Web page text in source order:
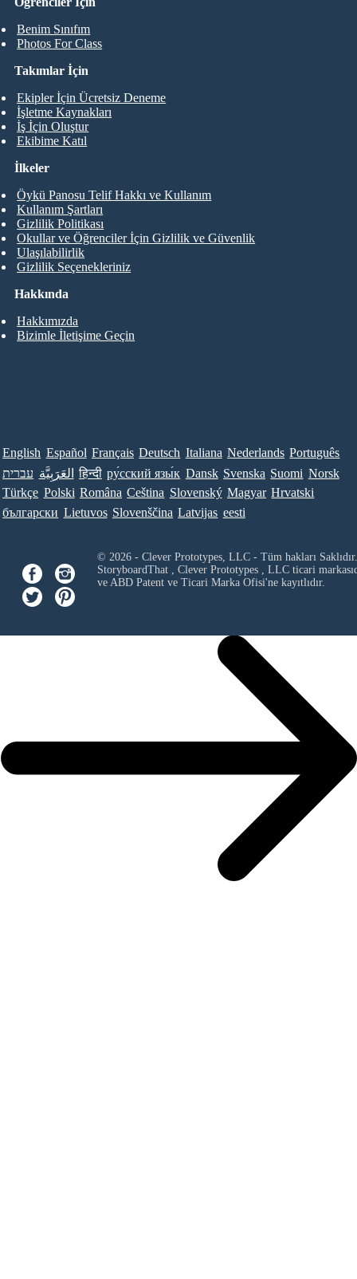
Benim Sınıfım
Photos For Class
Takımlar İçin
Ekipler İçin Ücretsiz Deneme
İşletme Kaynakları
İş İçin Oluştur
Ekibime Katıl
Hakkında
Hakkımızda
Bizimle İletişime Geçin
İlkeler
Öykü Panosu Telif Hakkı ve Kullanım
Kullanım Şartları
Gizlilik Politikası
Okullar ve Öğrenciler İçin Gizlilik ve Güvenlik
Ulaşılabilirlik
Gizlilik Seçenekleriniz
English Español Français Deutsch Italiana Nederlands Português
עברית العَرَبِيَّة हिन्दी ру́сский язы́к Dansk Svenska Suomi Norsk
Türkçe Polski Româna Ceština Slovenský Magyar Hrvatski
български Lietuvos Slovenščina Latvijas eesti
© 2026 - Clever Prototypes, LLC - Tüm hakları Saklıdır.
StoryboardThat , Clever Prototypes , LLCticari
ve ABD Patent ve Ticari Marka Ofisi'ne kayıtlıdır.